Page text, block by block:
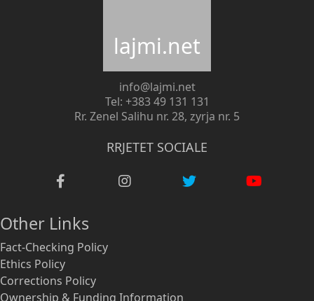
lajmi.net
info@lajmi.net
Tel: +383 49 131 131
Rr. Zenel Salihu nr. 28, zyrja nr. 5
RRJETET SOCIALE
Other Links
Fact-Checking Policy
Ethics Policy
Corrections Policy
Ownership & Funding Information